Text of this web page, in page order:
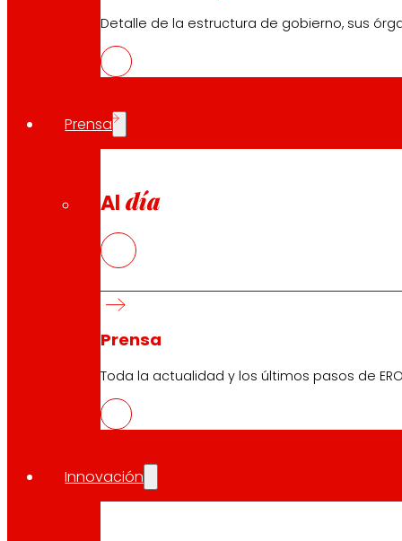
Detalle de la estructura de gobierno, sus
Prensa
Al día
Prensa
Toda la actualidad y los últimos pasos de
Innovación